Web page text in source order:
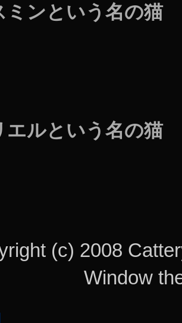
ミンという名の猫
エルという名の猫
(c) 2008
Window